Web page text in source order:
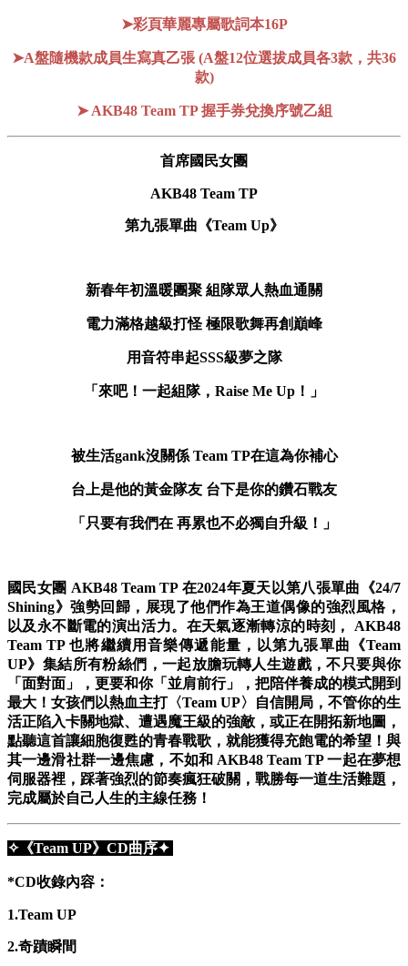
➤彩頁華麗專屬歌詞本16P
➤A盤隨機款成員生寫真乙張 (A盤12位選拔成員各3款，共36
款)
➤ AKB48 Team TP 握手券兌換序號乙組
首席國民女團
AKB48 Team TP
第九張單曲《Team Up》
新春年初溫暖團聚 組隊眾人熱血通關
電力滿格越級打怪 極限歌舞再創巔峰
用音符串起SSS級夢之隊
「來吧！一起組隊，Raise Me Up！」
被生活gank沒關係 Team TP在這為你補心
台上是他的黃金隊友 台下是你的鑽石戰友
「只要有我們在 再累也不必獨自升級！」
國民女團 AKB48 Team TP 在2024年夏天以第八張單曲《24/7
Shining》強勢回歸，展現了他們作為王道偶像的強烈風格，
以及永不斷電的演出活力。在天氣逐漸轉涼的時刻， AKB48
Team TP 也將繼續用音樂傳遞能量，以第九張單曲《Team
UP》集結所有粉絲們，一起放膽玩轉人生遊戲，不只要與你
「面對面」，更要和你「並肩前行」，把陪伴養成的模式開到
最大！女孩們以熱血主打〈Team UP〉自信開局，不管你的生
活正陷入卡關地獄、遭遇魔王級的強敵，或正在開拓新地圖，
點聽這首讓細胞復甦的青春戰歌，就能獲得充飽電的希望！與
其一邊滑社群一邊焦慮，不如和 AKB48 Team TP 一起在夢想
伺服器裡，踩著強烈的節奏瘋狂破關，戰勝每一道生活難題，
完成屬於自己人生的主線任務！
✧《Team UP》CD曲序✦
*CD收錄內容：
1.Team UP
2.奇蹟瞬間